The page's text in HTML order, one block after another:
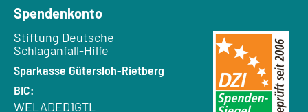
Spendenkonto
Empfänger:
Stiftung Deutsche
Schlaganfall-Hilfe
Bank:
Sparkasse Gütersloh-Rietberg
BIC:
WELADED1GTL